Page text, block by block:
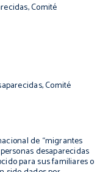
Comité
Comité
de “migrantes
desaparecidas
para sus familiares o